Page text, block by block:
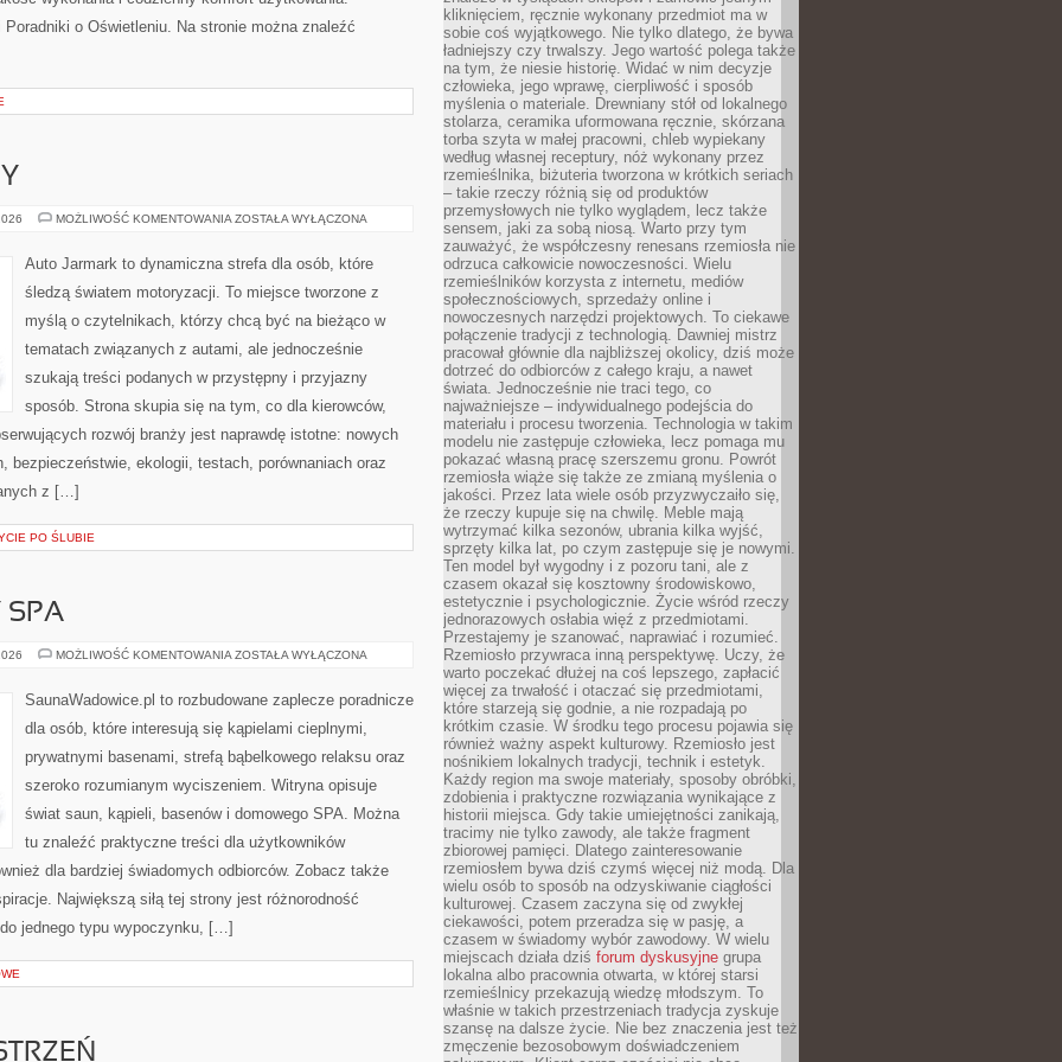
o Oświetleniu. Na stronie można znaleźć
MOŻLIWOŚĆ KOMENTOWANIA GIGANCI
ZOSTAŁA WYŁĄCZONA
Auto Jarmark to dynamiczna strefa dla osób, które
śledzą światem motoryzacji. To miejsce tworzone z
myślą o czytelnikach, którzy chcą być na bieżąco w
tematach związanych z autami, ale jednocześnie
szukają treści podanych w przystępny i przyjazny
sposób. Strona skupia się na tym, co dla kierowców,
rozwój branży jest naprawdę istotne: nowych
bezpieczeństwie, ekologii, testach, porównaniach oraz
z […]
PO ŚLUBIE
SPA
MOŻLIWOŚĆ KOMENTOWANIA JACUZZI
ZOSTAŁA WYŁĄCZONA
SaunaWadowice.pl to rozbudowane zaplecze poradnicze
dla osób, które interesują się kąpielami cieplnymi,
prywatnymi basenami, strefą bąbelkowego relaksu oraz
szeroko rozumianym wyciszeniem. Witryna opisuje
świat saun, kąpieli, basenów i domowego SPA. Można
tu znaleźć praktyczne treści dla użytkowników
dla bardziej świadomych odbiorców. Zobacz także
Największą siłą tej strony jest różnorodność
jednego typu wypoczynku, […]
kliknięciem, ręcznie wykonany przedmiot ma w
sobie coś wyjątkowego. Nie tylko dlatego, że bywa
ładniejszy czy trwalszy. Jego wartość polega także
na tym, że niesie historię. Widać w nim decyzje
człowieka, jego wprawę, cierpliwość i sposób
myślenia o materiale. Drewniany stół od lokalnego
stolarza, ceramika uformowana ręcznie, skórzana
torba szyta w małej pracowni, chleb wypiekany
według własnej receptury, nóż wykonany przez
rzemieślnika, biżuteria tworzona w krótkich seriach
– takie rzeczy różnią się od produktów
przemysłowych nie tylko wyglądem, lecz także
sensem, jaki za sobą niosą. Warto przy tym
zauważyć, że współczesny renesans rzemiosła nie
odrzuca całkowicie nowoczesności. Wielu
rzemieślników korzysta z internetu, mediów
społecznościowych, sprzedaży online i
nowoczesnych narzędzi projektowych. To ciekawe
połączenie tradycji z technologią. Dawniej mistrz
pracował głównie dla najbliższej okolicy, dziś może
dotrzeć do odbiorców z całego kraju, a nawet
świata. Jednocześnie nie traci tego, co
najważniejsze – indywidualnego podejścia do
materiału i procesu tworzenia. Technologia w takim
modelu nie zastępuje człowieka, lecz pomaga mu
pokazać własną pracę szerszemu gronu. Powrót
rzemiosła wiąże się także ze zmianą myślenia o
jakości. Przez lata wiele osób przyzwyczaiło się,
że rzeczy kupuje się na chwilę. Meble mają
wytrzymać kilka sezonów, ubrania kilka wyjść,
sprzęty kilka lat, po czym zastępuje się je nowymi.
Ten model był wygodny i z pozoru tani, ale z
czasem okazał się kosztowny środowiskowo,
estetycznie i psychologicznie. Życie wśród rzeczy
jednorazowych osłabia więź z przedmiotami.
Przestajemy je szanować, naprawiać i rozumieć.
Rzemiosło przywraca inną perspektywę. Uczy, że
warto poczekać dłużej na coś lepszego, zapłacić
więcej za trwałość i otaczać się przedmiotami,
które starzeją się godnie, a nie rozpadają po
krótkim czasie. W środku tego procesu pojawia się
również ważny aspekt kulturowy. Rzemiosło jest
nośnikiem lokalnych tradycji, technik i estetyk.
Każdy region ma swoje materiały, sposoby obróbki,
zdobienia i praktyczne rozwiązania wynikające z
historii miejsca. Gdy takie umiejętności zanikają,
tracimy nie tylko zawody, ale także fragment
zbiorowej pamięci. Dlatego zainteresowanie
rzemiosłem bywa dziś czymś więcej niż modą. Dla
wielu osób to sposób na odzyskiwanie ciągłości
kulturowej. Czasem zaczyna się od zwykłej
ciekawości, potem przeradza się w pasję, a
czasem w świadomy wybór zawodowy. W wielu
miejscach działa dziś forum dyskusyjne grupa
lokalna albo pracownia otwarta, w której starsi
rzemieślnicy przekazują wiedzę młodszym. To
właśnie w takich przestrzeniach tradycja zyskuje
szansę na dalsze życie. Nie bez znaczenia jest też
zmęczenie bezosobowym doświadczeniem